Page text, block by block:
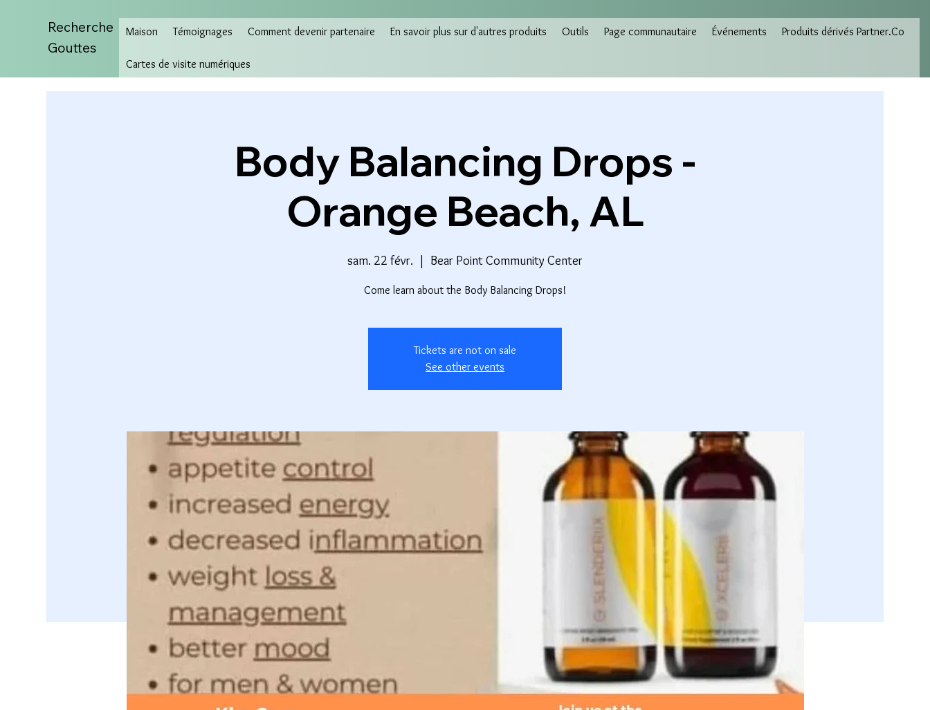
Recherche
Gouttes
Maison Témoignages Comment devenir partenaire En savoir plus sur d'autres produits Outils Page communautaire Événements Produits dérivés Partner.Co
Cartes de visite numériques
Body Balancing Drops -
Orange Beach, AL
sam. 22 févr.
  |
Bear Point Community Center
Come learn about the Body Balancing Drops!
Tickets are not on sale
See other events